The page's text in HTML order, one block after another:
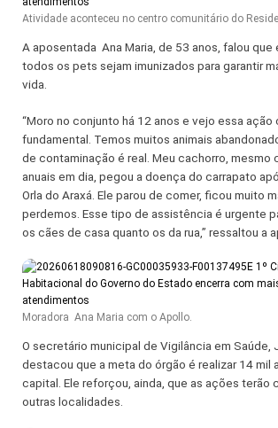
Atividade aconteceu no centro comunitário do
A aposentada Ana Maria, de 53 anos, falou que
todos os pets sejam imunizados para garantir
vida.
“Moro no conjunto há 12 anos e vejo essa ação
fundamental. Temos muitos animais
de contaminação é real. Meu cachorro, mesmo
anuais em dia, pegou a doença do carrapato
Orla do Araxá. Ele parou de comer, ficou muito
perdemos. Esse tipo de assistência é urgente
os cães de casa quanto os da rua,” ressaltou a
Moradora Ana Maria com o Apollo.
O secretário municipal de Vigilância em Saúde,
destacou que a meta do órgão é realizar 14 mil
capital. Ele reforçou, ainda, que as ações terão
outras localidades.